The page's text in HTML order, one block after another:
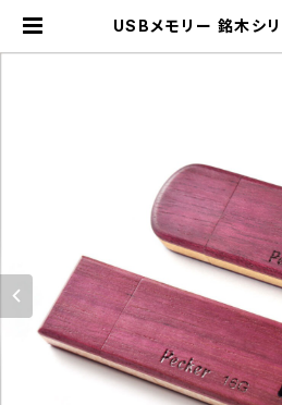
USBメモリー 銘木シ